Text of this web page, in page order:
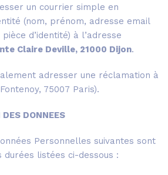
un courrier simple en
(nom, prénom, adresse email
d’identité) à l’adresse
Claire Deville, 21000 Dijon.
adresser une réclamation à
75007 Paris).
DONNEES
Personnelles suivantes sont
listées ci-dessous :